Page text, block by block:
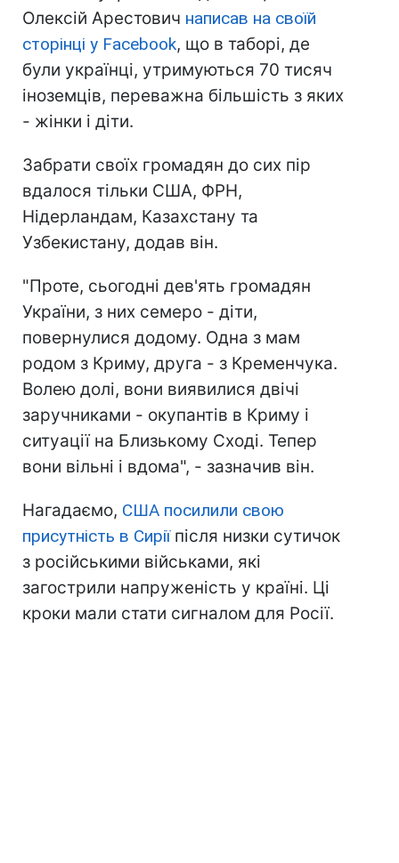
Олексій Арестович написав на своїй
сторінці у Facebook, що в таборі, де
були українці, утримуються 70 тисяч
іноземців, переважна більшість з яких
- жінки і діти.
Забрати своїх громадян до сих пір
вдалося тільки США, ФРН,
Нідерландам, Казахстану та
Узбекистану, додав він.
"Проте, сьогодні дев'ять громадян
України, з них семеро - діти,
повернулися додому. Одна з мам
родом з Криму, друга - з Кременчука.
Волею долі, вони виявилися двічі
заручниками - окупантів в Криму і
ситуації на Близькому Сході. Тепер
вони вільні і вдома", - зазначив він.
Нагадаємо, США посилили свою
присутність в Сиріїпісля низки сутичок
з російськими військами, які
загострили напруженість у країні. Ці
кроки мали стати сигналом для Росії.